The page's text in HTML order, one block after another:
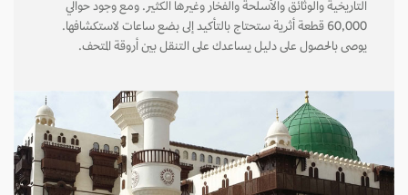
التاريخية والوثائق والأسلحة والفخار وغيرها الكثير. ومع وجود حوالي
60,000 قطعة أثرية ستحتاج بالتأكيد إلى بضع ساعات لاستكشافها.
يوصى بالحصول على دليل يساعدك على التنقل بين أروقة المتحف.